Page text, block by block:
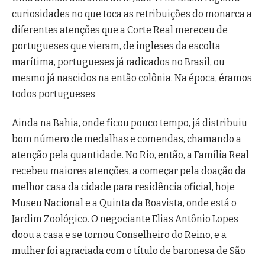
curiosidades no que toca as retribuições do monarca a
diferentes atenções que a Corte Real mereceu de
portugueses que vieram, de ingleses da escolta
marítima, portugueses já radicados no Brasil, ou
mesmo já nascidos na então colônia. Na época, éramos
todos portugueses
Ainda na Bahia, onde ficou pouco tempo, já distribuiu
bom número de medalhas e comendas, chamando a
atenção pela quantidade. No Rio, então, a Família Real
recebeu maiores atenções, a começar pela doação da
melhor casa da cidade para residência oficial, hoje
Museu Nacional e a Quinta da Boavista, onde está o
Jardim Zoológico. O negociante Elias Antônio Lopes
doou a casa e se tornou Conselheiro do Reino, e a
mulher foi agraciada com o título de baronesa de São